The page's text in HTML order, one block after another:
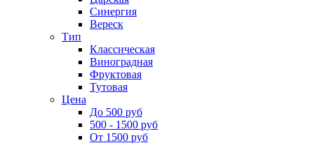
Синергия
Вереск
Тип
Классическая
Виноградная
Фруктовая
Тутовая
Цена
До 500 руб
500 - 1500 руб
От 1500 руб